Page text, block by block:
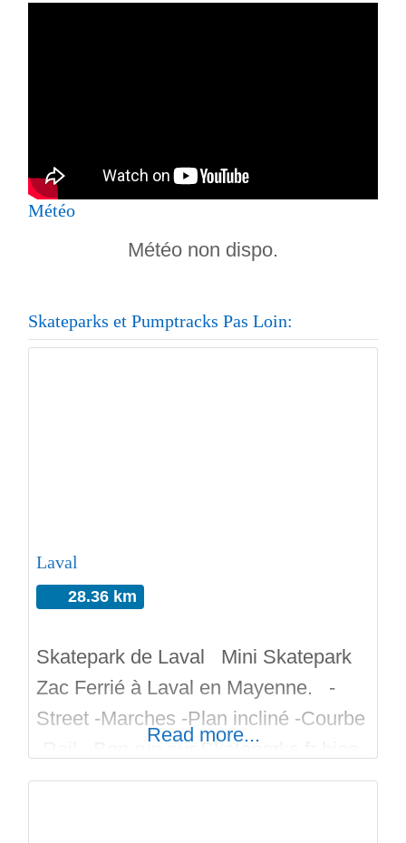
Météo
Météo non dispo.
Skateparks et Pumptracks Pas Loin:
Laval
28.36 km
Skatepark de Laval Mini Skatepark
Zac Ferrié à Laval en Mayenne. -
Street -Marches -Plan incliné -Courbe
sur!
Read more...